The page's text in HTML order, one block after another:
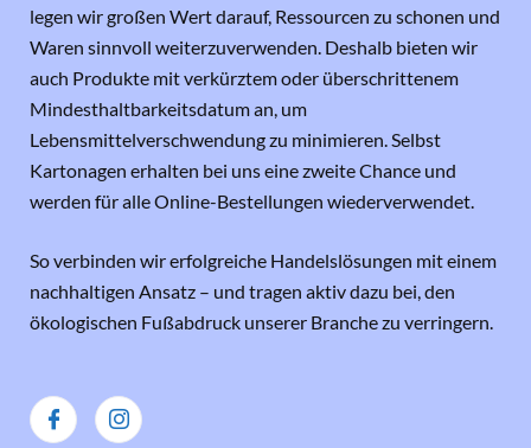
legen wir großen Wert darauf, Ressourcen zu schonen und
Waren sinnvoll weiterzuverwenden. Deshalb bieten wir
auch Produkte mit verkürztem oder überschrittenem
Mindesthaltbarkeitsdatum an, um
Lebensmittelverschwendung zu minimieren. Selbst
Kartonagen erhalten bei uns eine zweite Chance und
werden für alle Online-Bestellungen wiederverwendet.
So verbinden wir erfolgreiche Handelslösungen mit einem
nachhaltigen Ansatz – und tragen aktiv dazu bei, den
ökologischen Fußabdruck unserer Branche zu verringern.